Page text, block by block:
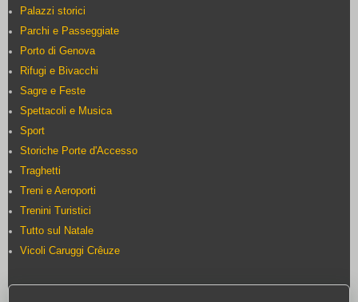
Palazzi storici
Parchi e Passeggiate
Porto di Genova
Rifugi e Bivacchi
Sagre e Feste
Spettacoli e Musica
Sport
Storiche Porte d'Accesso
Traghetti
Treni e Aeroporti
Trenini Turistici
Tutto sul Natale
Vicoli Caruggi Crêuze